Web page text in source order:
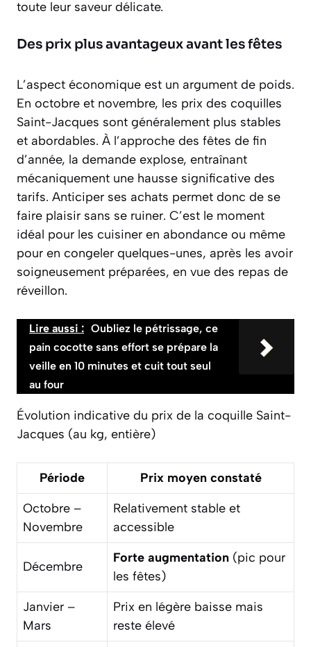
toute leur saveur délicate.
Des prix plus avantageux avant les fêtes
L’aspect économique est un argument de poids.
En octobre et novembre, les prix des coquilles
Saint-Jacques sont généralement plus stables
et abordables. À l’approche des fêtes de fin
d’année, la demande explose, entraînant
mécaniquement une hausse significative des
tarifs. Anticiper ses achats permet donc de se
faire plaisir sans se ruiner. C’est le moment
idéal pour les cuisiner en abondance ou même
pour en congeler quelques-unes, après les avoir
soigneusement préparées, en vue des repas de
réveillon.
Lire aussi : Oubliez le pétrissage, ce
pain cocotte sans effort se prépare la
veille en 10 minutes et cuit tout seul
au four
Évolution indicative du prix de la coquille Saint-
Jacques (au kg, entière)
Période
Prix moyen constaté
Octobre –
Novembre
Relativement stable et
accessible
Décembre
Forte augmentation (pic pour
les fêtes)
Janvier –
Mars
Prix en légère baisse mais
reste élevé